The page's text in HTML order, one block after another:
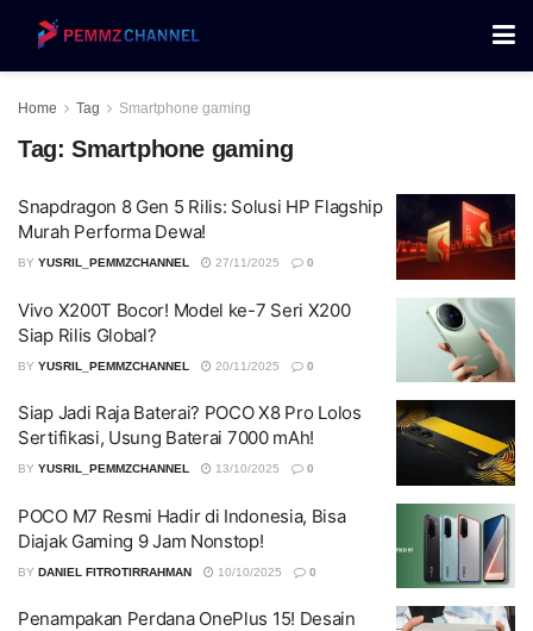
Home Tag Smartphone gaming
Tag: Smartphone gaming
Snapdragon 8 Gen 5 Rilis: Solusi HP Flagship
Murah Performa Dewa!
BY YUSRIL_PEMMZCHANNEL 27/11/2025 0
Vivo X200T Bocor! Model ke-7 Seri X200
Siap Rilis Global?
BY YUSRIL_PEMMZCHANNEL 20/11/2025 0
Siap Jadi Raja Baterai? POCO X8 Pro Lolos
Sertifikasi, Usung Baterai 7000 mAh!
BY YUSRIL_PEMMZCHANNEL 13/10/2025 0
POCO M7 Resmi Hadir di Indonesia, Bisa
Diajak Gaming 9 Jam Nonstop!
BY DANIEL FITROTIRRAHMAN 10/10/2025 0
Penampakan Perdana OnePlus 15! Desain